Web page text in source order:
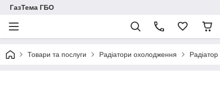
ГазТема ГБО
Товари та послуги Радіатори охолодження Радіатор